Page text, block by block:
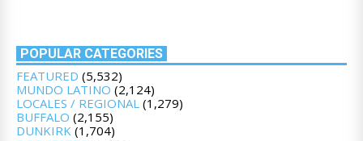
POPULAR CATEGORIES
FEATURED (5,532)
MUNDO LATINO (2,124)
LOCALES / REGIONAL (1,279)
BUFFALO (2,155)
DUNKIRK (1,704)